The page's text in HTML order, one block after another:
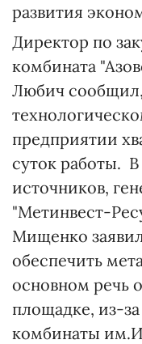
развития
Директор по
комбината
Любич сообщил,
предприятии
суток работы.
источников,
"Метинвест-
Мищенко
обеспечить
основном речь
площадке, из-за
комбинаты